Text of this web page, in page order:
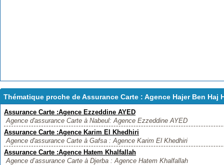
Thématique proche de Assurance Carte : Agence Hajer Ben Haj
Assurance Carte :Agence Ezzeddine AYED
Agence d'assurance Carte à Nabeul: Agence Ezzeddine AYED
Assurance Carte :Agence Karim El Khedhiri
Agence d'assurance Carte à Gafsa : Agence Karim El Khedhiri
Assurance Carte :Agence Hatem Khalfallah
Agence d’assurance Carte à Djerba : Agence Hatem Khalfallah